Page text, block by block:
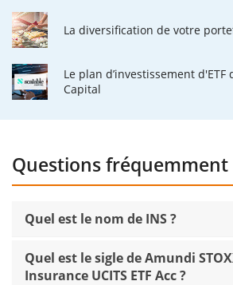
La diversification de votre
Le plan d’investissement d'ETF
Capital
Questions fréquemment
Quel est le nom de INS ?
Quel est le sigle de Amundi
Insurance UCITS ETF Acc ?